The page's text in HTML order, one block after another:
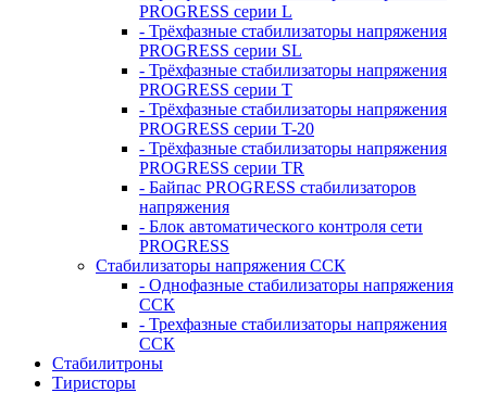
PROGRESS серии L
- Трёхфазные стабилизаторы напряжения
PROGRESS серии SL
- Трёхфазные стабилизаторы напряжения
PROGRESS серии T
- Трёхфазные стабилизаторы напряжения
PROGRESS серии T-20
- Трёхфазные стабилизаторы напряжения
PROGRESS серии TR
- Байпас PROGRESS стабилизаторов
напряжения
- Блок автоматического контроля сети
PROGRESS
Стабилизаторы напряжения ССК
- Однофазные стабилизаторы напряжения
ССК
- Трехфазные стабилизаторы напряжения
ССК
Стабилитроны
Тиристоры